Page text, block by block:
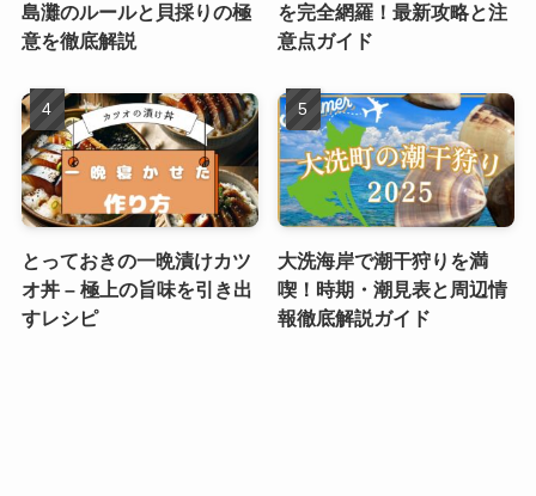
島灘のルールと貝採りの極
意を徹底解説
を完全網羅！最新攻略と注
意点ガイド
とっておきの一晩漬けカツ
オ丼 – 極上の旨味を引き出
すレシピ
大洗海岸で潮干狩りを満
喫！時期・潮見表と周辺情
報徹底解説ガイド